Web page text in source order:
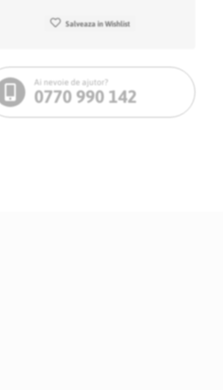
Salveaza in Wishlist
Ai nevoie de ajutor?
0770 990 142